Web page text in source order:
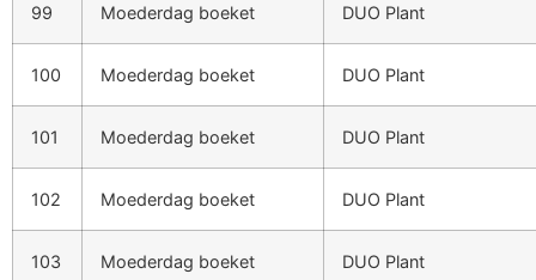
99 Moederdag boeket DUO Plant
100 Moederdag boeket DUO Plant
101 Moederdag boeket DUO Plant
102 Moederdag boeket DUO Plant
103 Moederdag boeket DUO Plant